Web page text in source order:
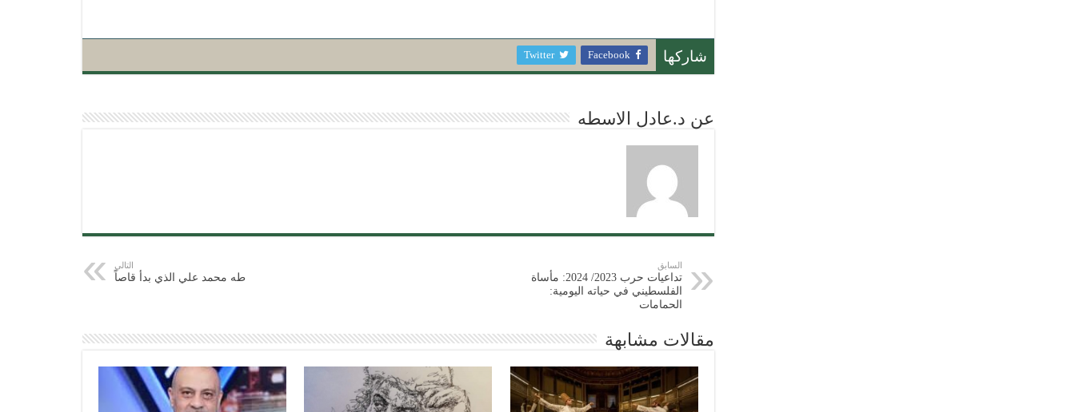
شاركها Facebook
Twitter
عن د.عادل الاسطه
السابق
تداعيات حرب 2023/ 2024: مأساة
الفلسطيني في حياته اليومية:
الحمامات
التالي
طه محمد علي الذي بدأ قاصاً
مقالات مشابهة